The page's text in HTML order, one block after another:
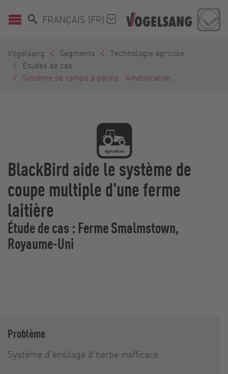
FRANÇAIS (FR)
Vogelsang Segments
Technologie agricole
Études de cas
Système de rampe à patins : Amélioration...
BlackBird aide le système de
coupe multiple d'une ferme
laitière
Étude de cas : Ferme Smalmstown,
Royaume-Uni
Problème
Système d'ensilage d'herbe inefficace